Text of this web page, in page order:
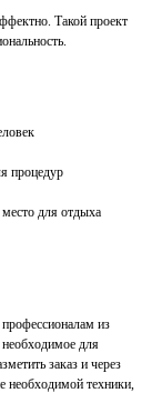
Такой проект
процедур
для отдыха
профессионалам из
для
заказ и через
необходимой техники,